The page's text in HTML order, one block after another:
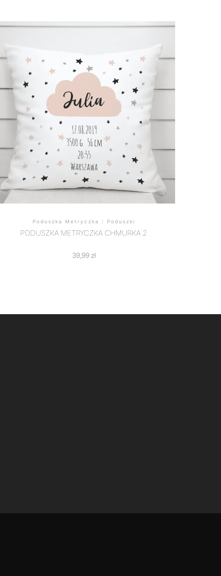
Poduszka Metryczka / Poduszki
PODUSZKA METRYCZKA CHMURKA 2
39,99 zł